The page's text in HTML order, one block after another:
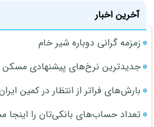
آخرین اخبار
زمزمه گرانی دوباره شیر خام
جدیدترین نرخ‌های پیشنهادی مسکن در 10 محله
بارش‌های فراتر از انتظار در کمین
تعداد حساب‌های بانکی‌تان را اینجا